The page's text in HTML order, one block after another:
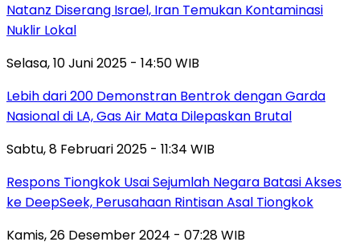
Natanz Diserang Israel, Iran Temukan Kontaminasi
Nuklir Lokal
Selasa, 10 Juni 2025 - 14:50 WIB
Lebih dari 200 Demonstran Bentrok dengan Garda
Nasional di LA, Gas Air Mata Dilepaskan Brutal
Sabtu, 8 Februari 2025 - 11:34 WIB
Respons Tiongkok Usai Sejumlah Negara Batasi Akses
ke DeepSeek, Perusahaan Rintisan Asal Tiongkok
Kamis, 26 Desember 2024 - 07:28 WIB